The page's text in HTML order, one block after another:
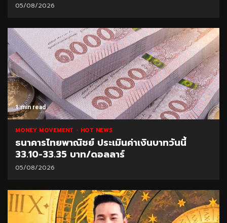
05/08/2026
1 min read
MONEY MOVEMENT HOT NEWS
ธนาคารไทยพาณิชย์ ประเมินค่าเงินบาทวันนี้
33.10-33.35 บาท/ดอลลาร์
05/08/2026